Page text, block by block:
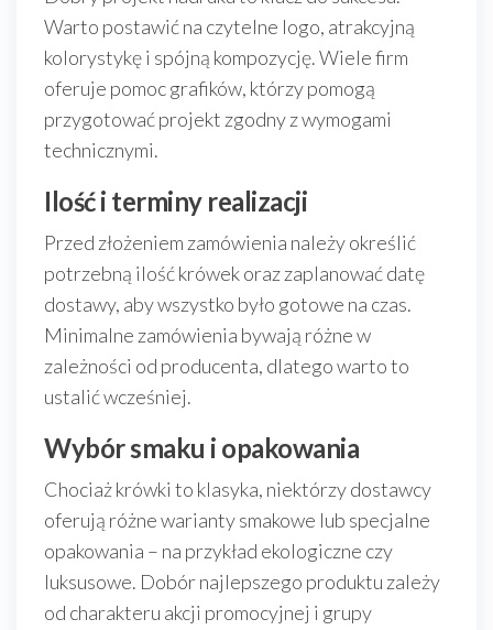
Warto postawić na czytelne logo, atrakcyjną
kolorystykę i spójną kompozycję. Wiele firm
oferuje pomoc grafików, którzy pomogą
przygotować projekt zgodny z wymogami
technicznymi.
Ilość i terminy realizacji
Przed złożeniem zamówienia należy określić
potrzebną ilość krówek oraz zaplanować datę
dostawy, aby wszystko było gotowe na czas.
Minimalne zamówienia bywają różne w
zależności od producenta, dlatego warto to
ustalić wcześniej.
Wybór smaku i opakowania
Chociaż krówki to klasyka, niektórzy dostawcy
oferują różne warianty smakowe lub specjalne
opakowania – na przykład ekologiczne czy
luksusowe. Dobór najlepszego produktu zależy
od charakteru akcji promocyjnej i grupy